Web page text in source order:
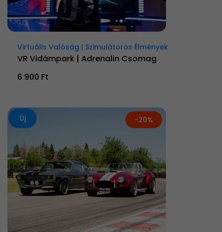
Virtuális Valóság | Szimulátoros Élmények
VR Vidámpark | Adrenalin Csomag
6 900 Ft
Új -20%